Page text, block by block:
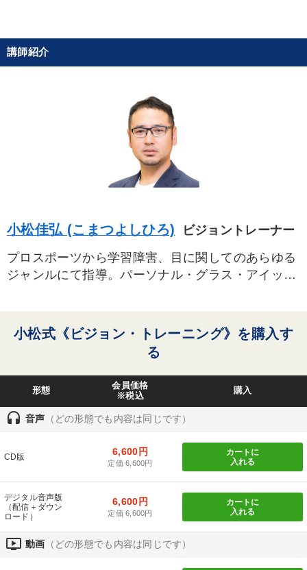
講師紹介
小松佳弘 (こまつよしひろ)
ビジョントレーナー
プロスポーツから学習障害、目に関してのあらゆる
ジャンルにて指導。パーソナル・グラス・アイック
トメンバー。
小松式《ビジョン・トレーニング》を購入す
る
形態
会員価格
※税込
購入
headset 音声 （どの形態でも内容は同じです）
CD版 6,600円
定価 6,600円
カートに
入れる
デジタル音声版
（配信＋ダウン
ロード）
6,600円
定価 6,600円
カートに
入れる
ondemand_video 動画 （どの形態でも内容は同じです）